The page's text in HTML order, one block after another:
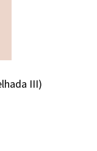
III)